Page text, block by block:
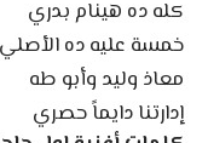
كله ده هينام بدري
خمسة عليه ده الأصلي
معاذ وليد وأبو طه
إدارتنا دايماً حصري